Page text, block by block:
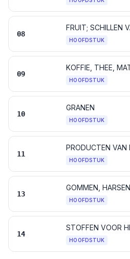
08
HOOFDSTUK
09
KOFFIE, THEE,
HOOFDSTUK
10
GRANEN
HOOFDSTUK
11
HOOFDSTUK
13
HOOFDSTUK
14
HOOFDSTUK